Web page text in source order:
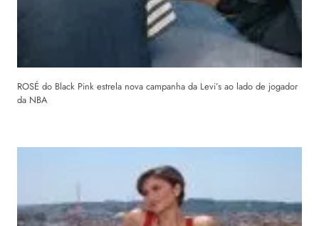
ROSÉ do Black Pink estrela nova campanha da Levi’s ao lado de jogador
da NBA